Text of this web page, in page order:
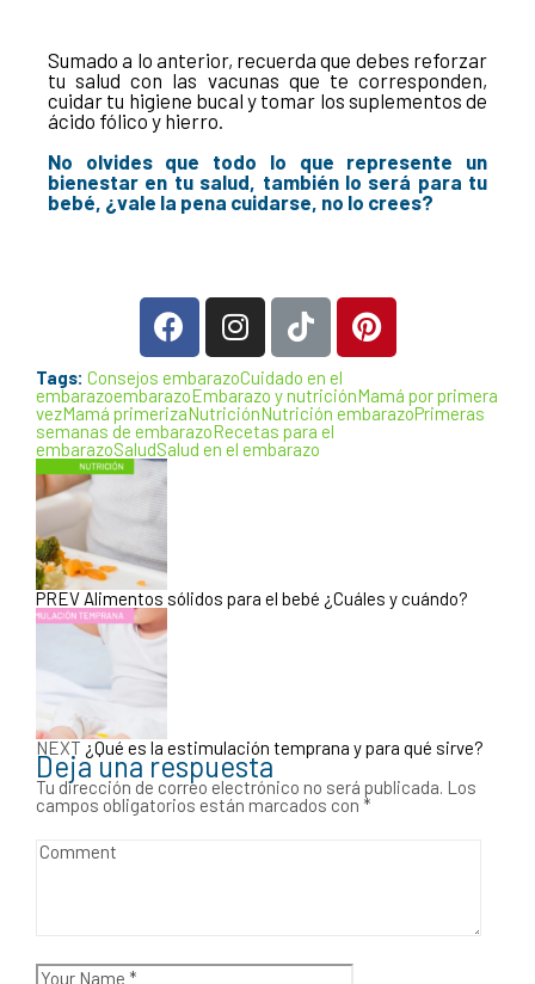
Sumado a lo anterior, recuerda que debes reforzar
tu salud con las vacunas que te corresponden,
cuidar tu higiene bucal y tomar los suplementos de
ácido fólico y hierro.
No olvides que todo lo que represente un
bienestar en tu salud, también lo será para tu
bebé, ¿vale la pena cuidarse, no lo crees?
Tags: Consejos embarazoCuidado en el
embarazoembarazoEmbarazo y nutriciónMamá por primera
vezMamá primerizaNutriciónNutrición embarazoPrimeras
semanas de embarazoRecetas para el
embarazoSaludSalud en el embarazo
PREV Alimentos sólidos para el bebé ¿Cuáles y cuándo?
NEXT ¿Qué es la estimulación temprana y para qué sirve?
Deja una respuesta
Tu dirección de correo electrónico no será publicada. Los
campos obligatorios están marcados con *